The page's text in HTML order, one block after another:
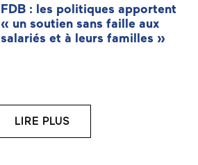
FDB : les politiques apportent
« un soutien sans faille aux
salariés et à leurs familles »
LIRE PLUS